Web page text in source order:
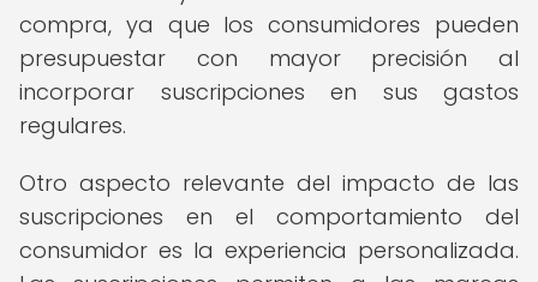
compra, ya que los consumidores pueden
presupuestar con mayor precisión al
incorporar suscripciones en sus gastos
regulares.
Otro aspecto relevante del impacto de las
suscripciones en el comportamiento del
consumidor es la experiencia personalizada.